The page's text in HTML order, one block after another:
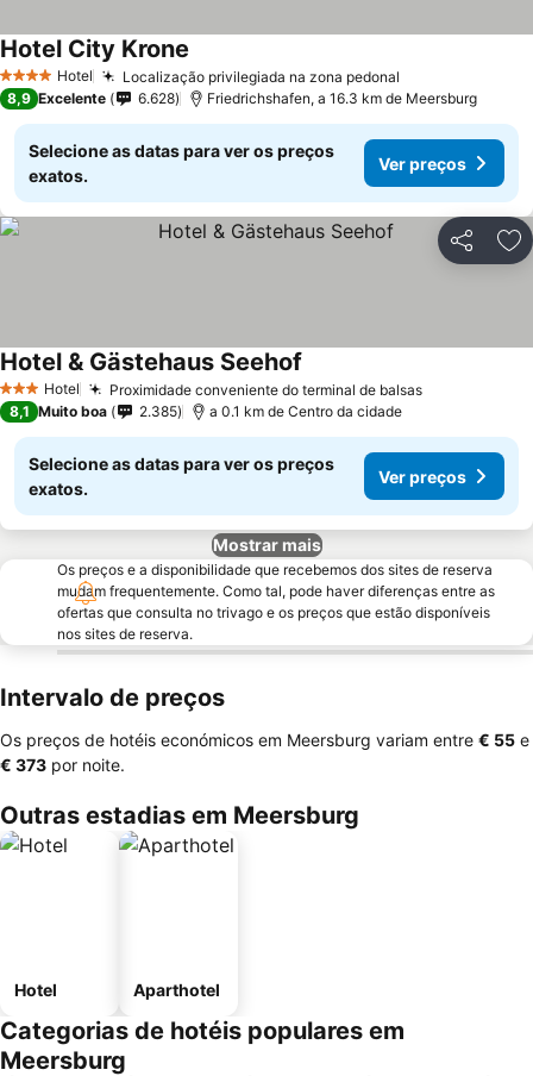
4 EstrelasHotel Localização privilegiada na zona pedonal
Hotel City Krone
8,9 Excelente 6.628 Friedrichshafen, a 16.3 km de Meersburg
Selecione as datas para ver os preços
exatos.
Ver preços
Partilhar
3 EstrelasHotel Proximidade conveniente do terminal de balsas
Hotel & Gästehaus Seehof
8,1 Muito boa 2.385 a 0.1 km de Centro da cidade
Selecione as datas para ver os preços
exatos.
Ver preços
Mostrar mais
Os preços e a disponibilidade que recebemos dos sites de reserva
mudam frequentemente. Como tal, pode haver diferenças entre as
ofertas que consulta no trivago e os preços que estão disponíveis
nos sites de reserva.
Intervalo de preços
Os preços de hotéis económicos em Meersburg variam entre ‎€ 55 e
‎€ 373 por noite.
Outras estadias em Meersburg
Hotel Aparthotel
Categorias de hotéis populares em
Meersburg